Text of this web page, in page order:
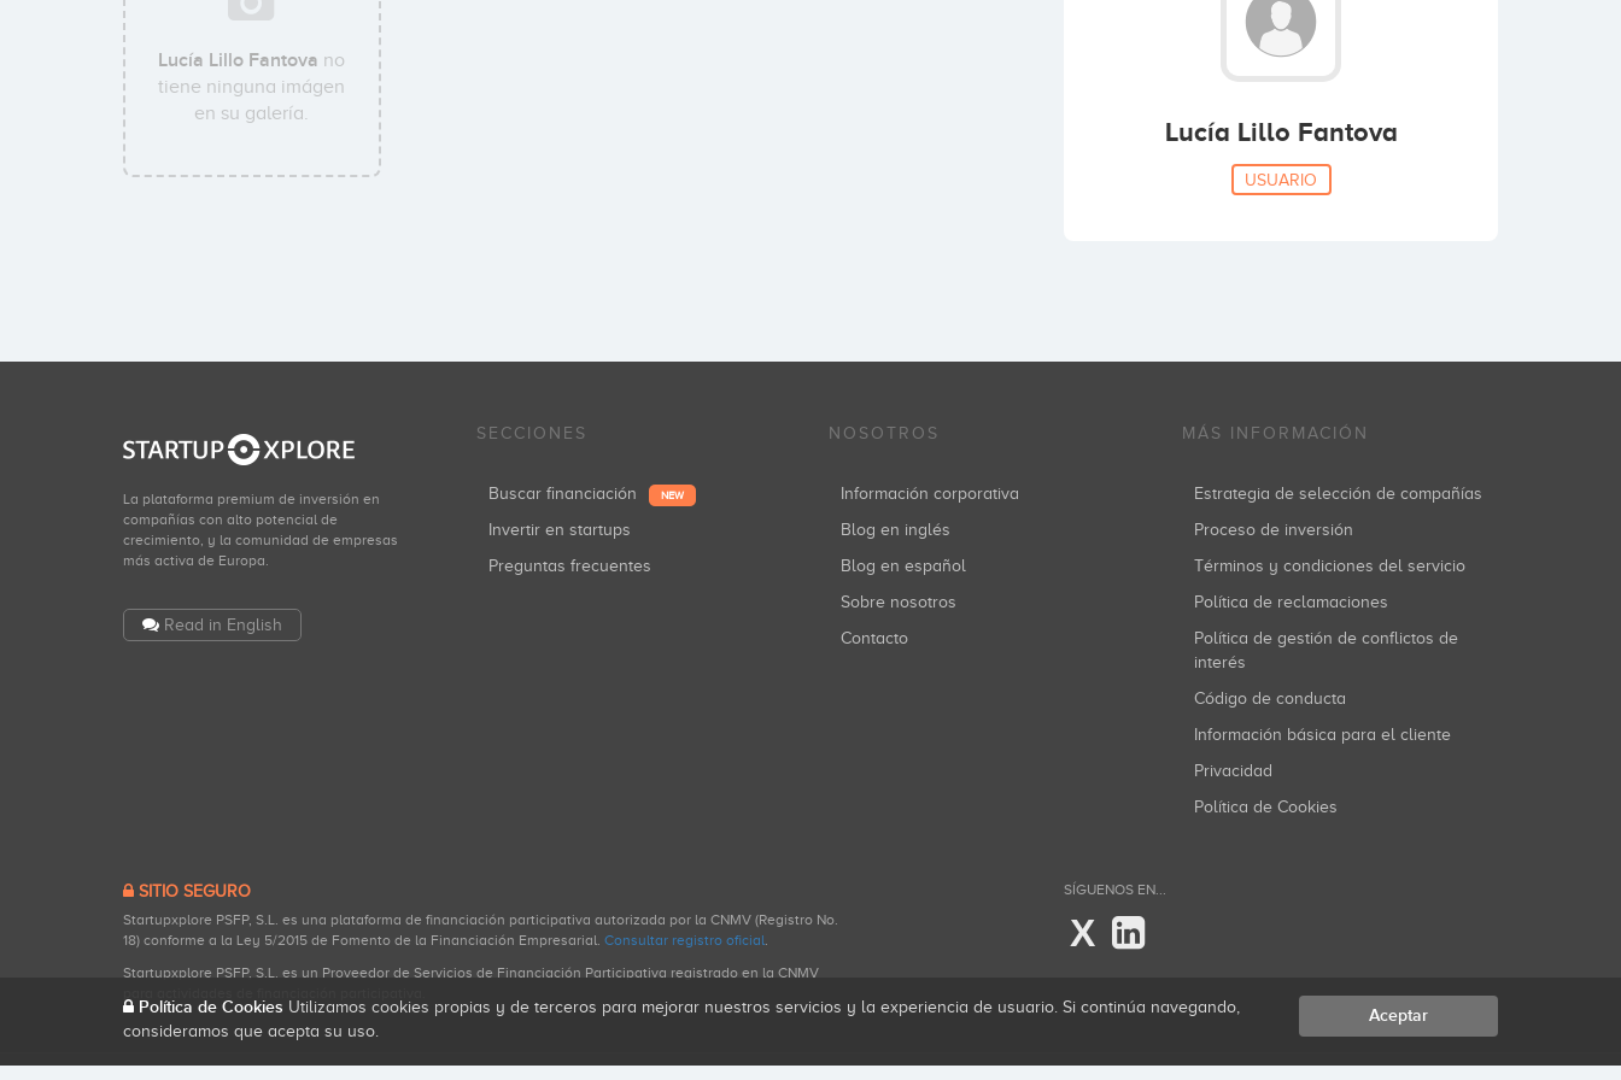
Lucía Lillo Fantova no
tiene ninguna imágen
en su galería.
Lucía Lillo Fantova
USUARIO
La plataforma premium de inversión en
compañías con alto potencial de
crecimiento, y la comunidad de empresas
más activa de Europa.
Read in English
SECCIONES
Buscar financiación NEW
Invertir en startups
Preguntas frecuentes
NOSOTROS
Información corporativa
Blog en inglés
Blog en español
Sobre nosotros
Contacto
MÁS INFORMACIÓN
Estrategia de selección de compañías
Proceso de inversión
Términos y condiciones del servicio
Política de reclamaciones
Política de gestión de conflictos de
interés
Código de conducta
Información básica para el cliente
Privacidad
Política de Cookies
SITIO SEGURO
Startupxplore PSFP, S.L. es una plataforma de financiación participativa autorizada por la CNMV (Registro No.
18) conforme a la Ley 5/2015 de Fomento de la Financiación Empresarial. Consultar registro oficial.
Startupxplore PSFP, S.L. es un Proveedor de Servicios de Financiación Participativa registrado en la CNMV
SÍGUENOS EN...
X
Política de Cookies Utilizamos cookies propias y de terceros para mejorar nuestros servicios y la experiencia de usuario. Si continúa navegando,
consideramos que acepta su uso.
Aceptar